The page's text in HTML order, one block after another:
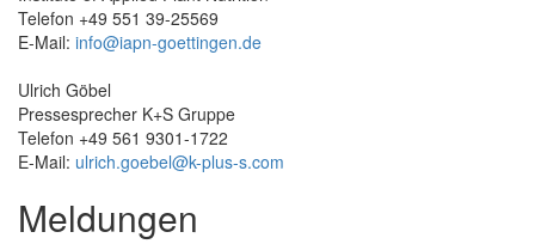
Telefon +49 551 39-25569
E-Mail: info@iapn-goettingen.de
Ulrich Göbel
Pressesprecher K+S Gruppe
Telefon +49 561 9301-1722
E-Mail: ulrich.goebel@k-plus-s.com
Meldungen